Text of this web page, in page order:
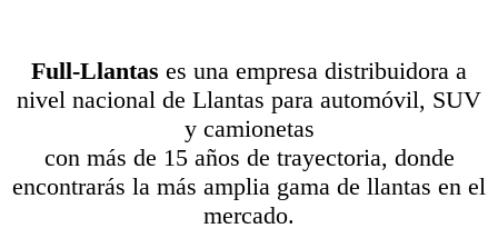
Full-Llantas es una empresa distribuidora a
nivel nacional de Llantas para automóvil, SUV
y camionetas
con más de 15 años de trayectoria, donde
encontrarás la más amplia gama de llantas en el
mercado.